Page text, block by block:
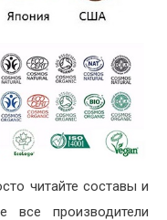
читайте составы и
все производители